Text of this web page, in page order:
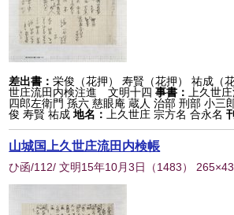
差出書：栄俊（花押） 寿賢（花押） 祐成（花
世庄流田内検注進 文明十四 事書： 上久世
四郎左衛門 孫六 慈眼庵 蔵人 治部 刑部 小三
俊 寿賢 祐成 地名： 上久世庄 宗方名 合永名
山城国上久世庄流田内検帳
ひ函/112/ 文明15年10月3日 （1483）